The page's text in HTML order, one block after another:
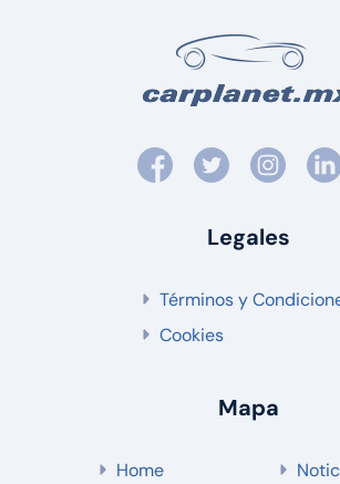
Legales
Términos y
Cookies
Mapa
Home